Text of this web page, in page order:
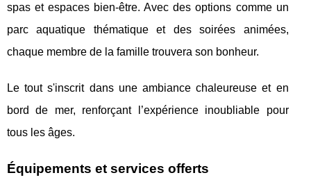
spas et espaces bien-être. Avec des options comme un
parc aquatique thématique et des soirées animées,
chaque membre de la famille trouvera son bonheur.
Le tout s'inscrit dans une ambiance chaleureuse et en
bord de mer, renforçant l’expérience inoubliable pour
tous les âges.
Équipements et services offerts